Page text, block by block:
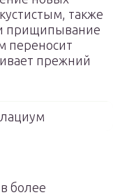
также
прищипывание
переносит
прежний
более